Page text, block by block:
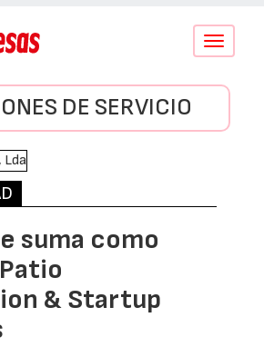
Conmutar
DE SERVICIO
suma como
& Startup